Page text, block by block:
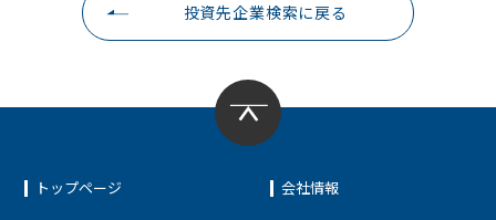
投資先企業検索に戻る
トップページ 会社情報